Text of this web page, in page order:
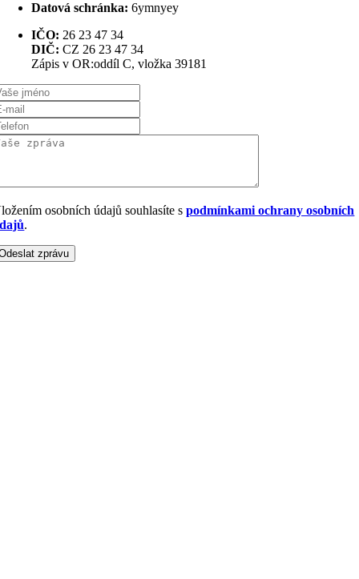
Datová schránka: 6ymnyey
IČO: 26 23 47 34
DIČ: CZ 26 23 47 34
Zápis v OR:oddíl C, vložka 39181
osobních údajů souhlasíte spodmínkami ochrany osobních
.
zprávu